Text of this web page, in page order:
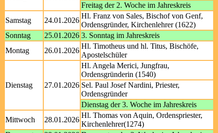
Freitag der 2. Woche im Jahreskreis
Samstag
24.01.2026
Hl. Franz von Sales, Bischof von Genf,
Ordensgründer, Kirchenlehrer (1622)
Sonntag
25.01.2026 3. Sonntag im Jahreskreis
Montag
26.01.2026
Hl. Timotheus und hl. Titus, Bischöfe,
Apostelschüler
Dienstag 27.01.2026
Hl. Angela Merici, Jungfrau,
Ordensgründerin (1540)
Sel. Paul Josef Nardini, Priester,
Ordensgründer
Dienstag der 3. Woche im Jahreskreis
Mittwoch
28.01.2026
Hl. Thomas von Aquin, Ordenspriester,
Kirchenlehrer(1274)